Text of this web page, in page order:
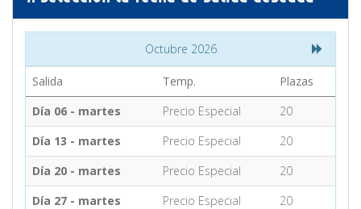
COMPRAR
CONTACTO
MÁS
Octubre 2026
Salida Temp.
Plazas
Día 06 - martes
Precio Especial
20
Día 13 - martes
Precio Especial
20
Día 20 - martes
Precio Especial
20
Día 27 - martes
Precio Especial 20